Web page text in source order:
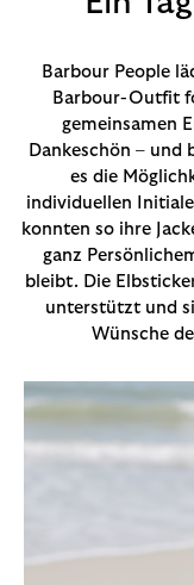
Barbour People
Barbour-Outfit
gemeinsamen
Dankeschön – und
es die
individuellen
konnten so ihre
ganz
bleibt. Die
unterstützt und
Wünsche